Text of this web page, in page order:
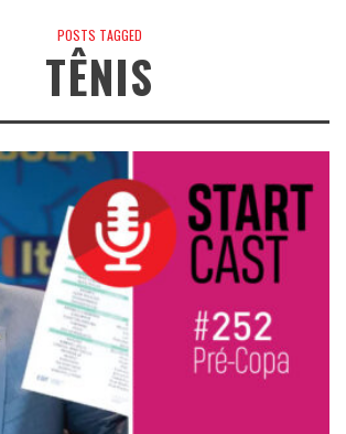
POSTS TAGGED
TÊNIS